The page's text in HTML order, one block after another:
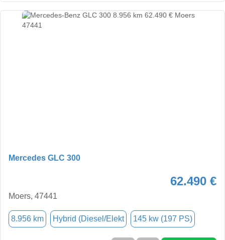
Mercedes GLC 300
62.490 €
Moers, 47441
8.956 km Hybrid (Diesel/Elekt 145 kw (197 PS)